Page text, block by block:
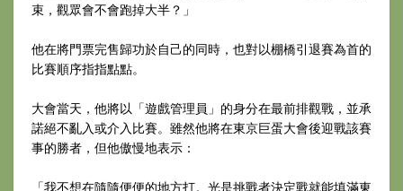
束，觀眾會不會跑掉大半？」
他在將門票完售歸功於自己的同時，也對以棚橋引退賽為首的
比賽順序指指點點。
大會當天，他將以「遊戲管理員」的身分在最前排觀戰，並承
諾絕不亂入或介入比賽。雖然他將在東京巨蛋大會後迎戰該賽
事的勝者，但他傲慢地表示：
「我不想在隨隨便便的地方打。光是挑戰者決定戰就能填滿東